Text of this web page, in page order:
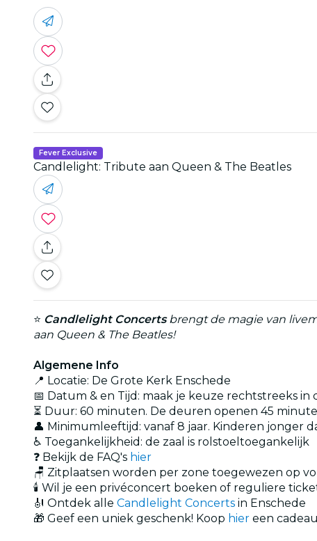
Fever Exclusive
Candlelight: Tribute aan Queen & The Beatles
⭐ Candlelight Concertsbrengt de magie van
aan Queen & The Beatles!
Algemene Info
📍 Locatie: De Grote Kerk Enschede
📅 Datum & en Tijd: maak je keuze rechtstreeks
⏳ Duur: 60 minuten. De deuren openen 45
👤 Minimumleeftijd: vanaf 8 jaar. Kinderen jonger
♿ Toegankelijkheid: de zaal is rolstoeltoegankelijk
❓ Bekijk de FAQ's hier
🪑 Zitplaatsen worden per zone toegewezen op
🕯️ Wil je een privéconcert boeken of reguliere
🎻 Ontdek alle Candlelight Concerts in Enschede
🎁 Geef een uniek geschenk! Koop hier een